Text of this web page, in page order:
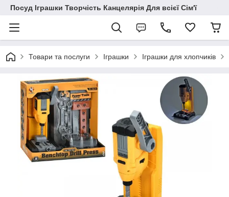
Посуд Іграшки Творчість Канцелярія Для всієї Сім'ї
Товари та послуги Іграшки Іграшки для хлопчиків